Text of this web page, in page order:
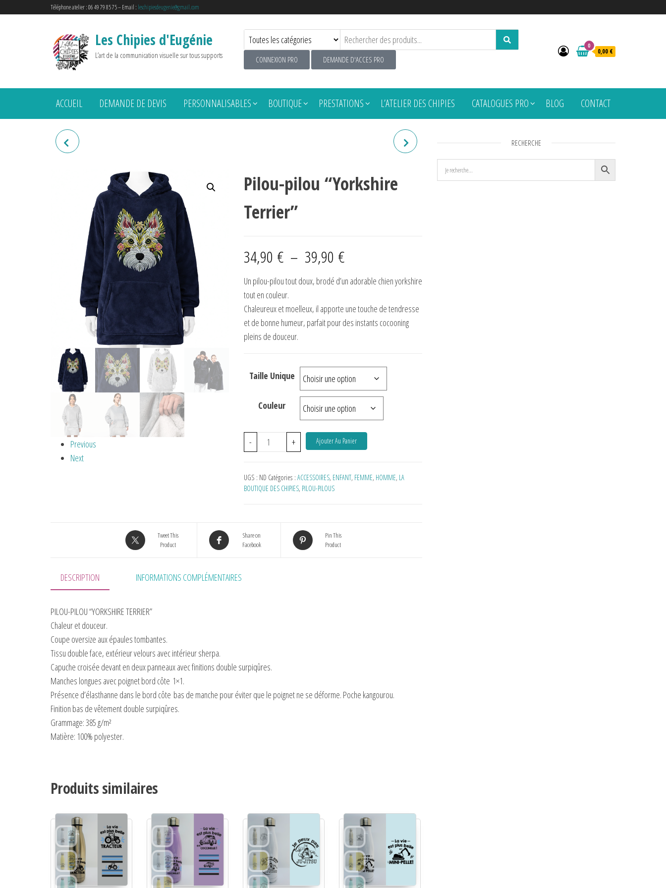
Téléphone atelier : 06 49 79 85 75 – Email : leschipiesdeugenie@gmail.com
Les Chipies d'Eugénie
L’art de la communication visuelle sur tous supports CONNEXION PRO DEMANDE D'ACCES PRO
0
0,00 €
ACCUEIL DEMANDE DE DEVIS PERSONNALISABLES BOUTIQUE PRESTATIONS L’ATELIER DES CHIPIES CATALOGUES PRO BLOG CONTACT
Previous
Next
Pilou-pilou “Yorkshire
Terrier”
34,90 € – 39,90 €
Un pilou-pilou tout doux, brodé d’un adorable chien yorkshire
tout en couleur.
Chaleureux et moelleux, il apporte une touche de tendresse
et de bonne humeur, parfait pour des instants cocooning
pleins de douceur.
Taille Unique
Couleur
- + Ajouter Au Panier
UGS : ND Catégories : ACCESSOIRES, ENFANT, FEMME, HOMME, LA
BOUTIQUE DES CHIPIES, PILOU-PILOUS
Tweet This
Product
Share on
Facebook
Pin This
Product
DESCRIPTION INFORMATIONS COMPLÉMENTAIRES
PILOU-PILOU “YORKSHIRE TERRIER”
Chaleur et douceur.
Coupe oversize aux épaules tombantes.
Tissu double face, extérieur velours avec intérieur sherpa.
Capuche croisée devant en deux panneaux avec finitions double surpiqûres.
Manches longues avec poignet bord côte 1×1.
Présence d’élasthanne dans le bord côte bas de manche pour éviter que le poignet ne se déforme. Poche kangourou.
Finition bas de vêtement double surpiqûres.
Grammage:385 g/m²
Matière: 100% polyester.
Produits similaires
RECHERCHE